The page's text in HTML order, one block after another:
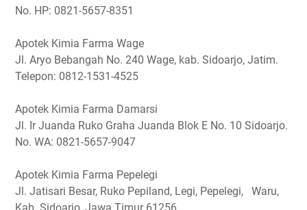
No. HP: 0821-5657-8351
Apotek Kimia Farma Wage
Jl. Aryo Bebangah No. 240 Wage, kab. Sidoarjo, Jatim.
Telepon: 0812-1531-4525
Apotek Kimia Farma Damarsi
Jl. Ir Juanda Ruko Graha Juanda Blok E No. 10 Sidoarjo.
No. WA: 0821-5657-9047
Apotek Kimia Farma Pepelegi
Jl. Jatisari Besar, Ruko Pepiland, Legi, Pepelegi, Waru,